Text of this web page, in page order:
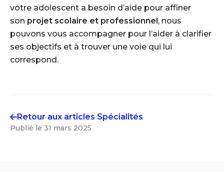
votre adolescent a besoin d’aide pour affiner
son projet scolaire et professionnel, nous
pouvons vous accompagner pour l’aider à clarifier
ses objectifs et à trouver une voie qui lui
correspond.
Retour aux articles Spécialités
Publié le 31 mars 2025